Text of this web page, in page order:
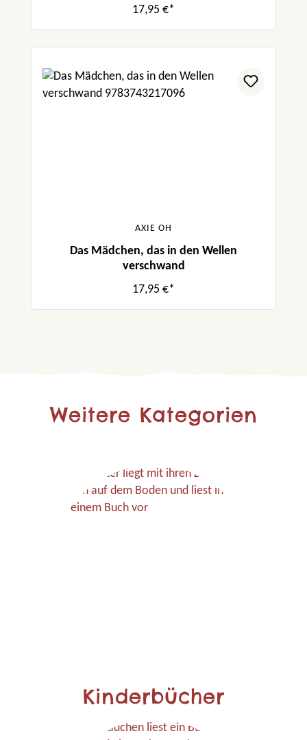
17,95 €*
AXIE OH
Das Mädchen, das in den Wellen
verschwand
17,95 €*
Weitere Kategorien
Kinderbücher